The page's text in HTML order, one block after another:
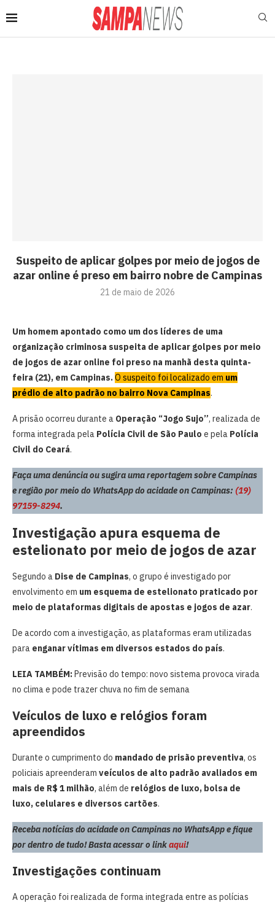
Suspeito de aplicar golpes por meio de jogos de
azar online é preso em bairro nobre de Campinas
21 de maio de 2026
Um homem apontado como um dos líderes de uma
organização criminosa suspeita de aplicar golpes por meio
de jogos de azar online foi preso na manhã desta quinta-
feira (21), em Campinas.O suspeito foi localizado em um
prédio de alto padrão no bairro Nova Campinas.
A prisão ocorreu durante a Operação “Jogo Sujo”, realizada de
forma integrada pela Polícia Civil de São Paulo e pela Polícia
Civil do Ceará.
Faça uma denúncia ou sugira uma reportagem sobre Campinas
e região por meio do WhatsApp do acidade on Campinas: (19)
97159-8294.
Investigação apura esquema de
estelionato por meio de jogos de azar
Segundo a Dise de Campinas, o grupo é investigado por
envolvimento em um esquema de estelionato praticado por
meio de plataformas digitais de apostas e jogos de azar.
De acordo com a investigação, as plataformas eram utilizadas
para enganar vítimas em diversos estados do país.
LEIA TAMBÉM:Previsão do tempo: novo sistema provoca virada
no clima e pode trazer chuva no fim de semana
Veículos de luxo e relógios foram
apreendidos
Durante o cumprimento do mandado de prisão preventiva, os
policiais apreenderam veículos de alto padrão avaliados em
mais de R$ 1 milhão, além de relógios de luxo, bolsa de
luxo, celulares e diversos cartões.
Receba notícias do acidade on Campinas no WhatsApp e fique
por dentro de tudo! Basta acessar o linkaqui!
Investigações continuam
A operação foi realizada de forma integrada entre as polícias